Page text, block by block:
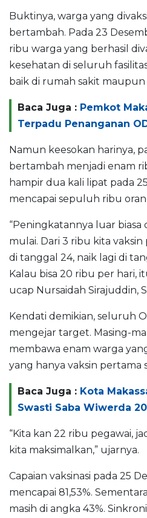
Buktinya, warga yang
bertambah. Pada 23
ribu warga yang berhasil
kesehatan di seluruh
baik di rumah sakit maupun
Baca Juga : Pemkot
Terpadu Penanganan
Namun keesokan harinya,
bertambah menjadi enam
hampir dua kali lipat pada
mencapai sepuluh ribu
“Peningkatannya luar biasa
mulai. Dari 3 ribu kita vaksin
di tanggal 24, naik lagi di
Kalau bisa 20 ribu per hari,
ucap Nursaidah Sirajuddin,
Kendati demikian, seluruh
mengejar target. Masing-
membawa enam warga
yang hanya vaksin pertama
Baca Juga : Kota
Swasti Saba Wiwerda
“Kita kan 22 ribu pegawai,
kita maksimalkan,” ujarnya.
Capaian vaksinasi pada 25
mencapai 81,53%.
masih di angka 43%.